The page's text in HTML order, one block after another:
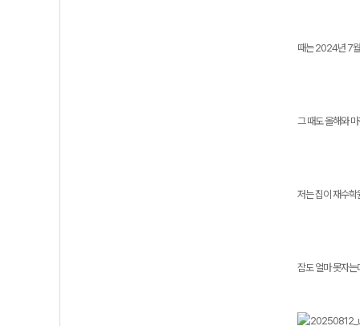
때는 2024년 7월
그 때도 올해와
저는 집이 재수학
잠도 얼마 못자는